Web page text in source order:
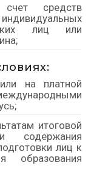
средств
лиц или
на платной
итоговой
содержания
лиц к
образования